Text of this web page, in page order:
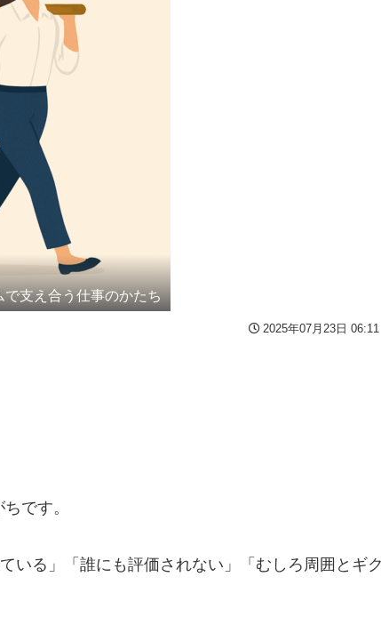
支え合う仕事のかたち
2025年07月23日 06:11
です。
いる」「誰にも評価されない」「むしろ周囲とギ